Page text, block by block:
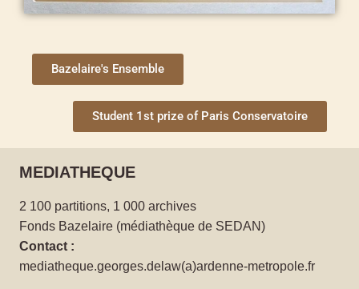
Bazelaire's Ensemble
Student 1st prize of Paris Conservatoire
MEDIATHEQUE
2 100 partitions, 1 000 archives
Fonds Bazelaire (médiathèque de SEDAN)
Contact :
mediatheque.georges.delaw(a)ardenne-metropole.fr